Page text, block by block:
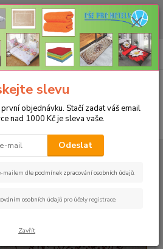
NAŠICH PRODUKTŮ ZA LEPŠÍ
Klikněte ZDE
CZK 0ks
za0 Kč
ubrusy Magnolia s vodoodpudivou úpravou
140x180cm -
slevu
objednávku. Stačí zadat váš email
nad 1000 Kč je sleva vaše.
Odeslat
mailem dle podmínek zpracování osobních údajů.
osobních údajů pro účely registrace.
Zavřít